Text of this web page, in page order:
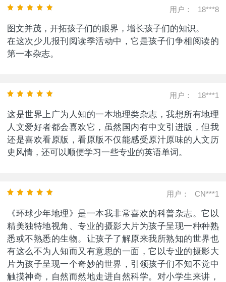
用户： 18***8
图文并茂，开拓孩子们的眼界，增长孩子们的知识。
在这次少儿报刊阅读季活动中，它是孩子们争相阅读的
第一本杂志。
用户： 18***1
这是世界上广为人知的一本地理类杂志，我想所有地理
人文爱好者都会喜欢它，虽然国内有中文引进版，但我
还是喜欢看原版，看原版不仅能感受原汁原味的人文历
史风情，还可以顺便学习一些专业的英语单词。
用户： CN***1
《环球少年地理》是一本我非常喜欢的科普杂志。它以
精美独特地视角、专业的摄影大片为孩子呈现一种种熟
悉或不熟悉的生物。让孩子了解原来我所熟知的世界也
有这么不为人知而又有意思的一面，它以专业的摄影大
片为孩子呈现一个奇妙的世界，引领孩子们不知不觉中
触摸神奇，自然而然地走进自然科学。对小学生来讲，